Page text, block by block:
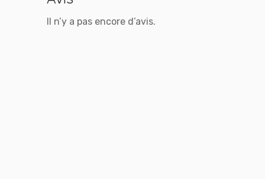
Il n’y a pas encore d’avis.